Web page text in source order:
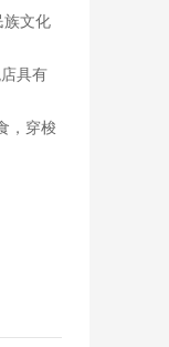
族文化
具有
，穿梭